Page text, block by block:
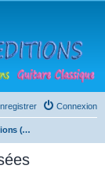
Connexion
Foire aux questions (Questions posées fréquemment)